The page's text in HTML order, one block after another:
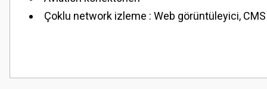
Çoklu network izleme : Web görüntüleyici, CMS
Görüş ve önerileriniz için teşekkür ederiz.